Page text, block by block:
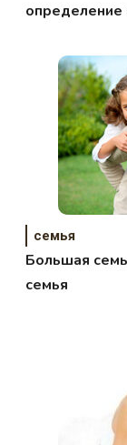
определение
семья
Большая
семья